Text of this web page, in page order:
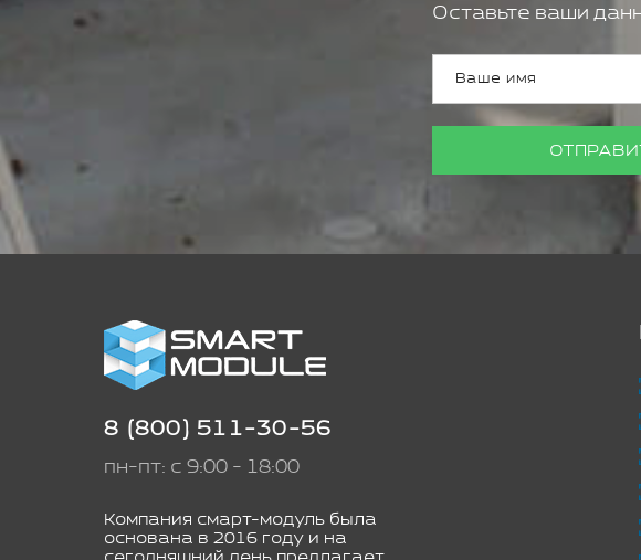
Оставьте ваши
8 (800) 511-30-56
пн-пт: с 9:00 - 18:00
Компания смарт-модуль была
основана в 2016 году и на